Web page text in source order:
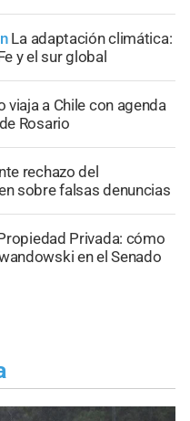
La adaptación climática:
y el sur global
viaja a Chile con agenda
Rosario
rechazo del
sobre falsas denuncias
Privada: cómo
en el Senado